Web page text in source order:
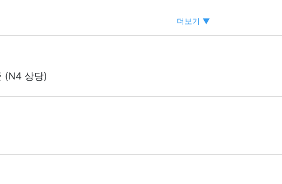
하기 위한 검사 등
(휴식 60분)
간
또는 정기 휴일)
더보기 ▼
(N4 상당)